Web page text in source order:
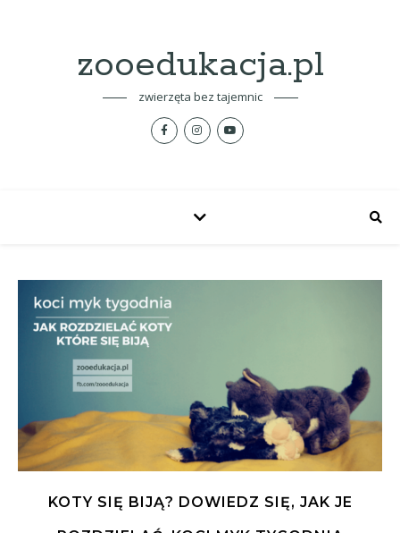
zooedukacja.pl
zwierzęta bez tajemnic
KOTY SIĘ BIJĄ? DOWIEDZ SIĘ, JAK JE